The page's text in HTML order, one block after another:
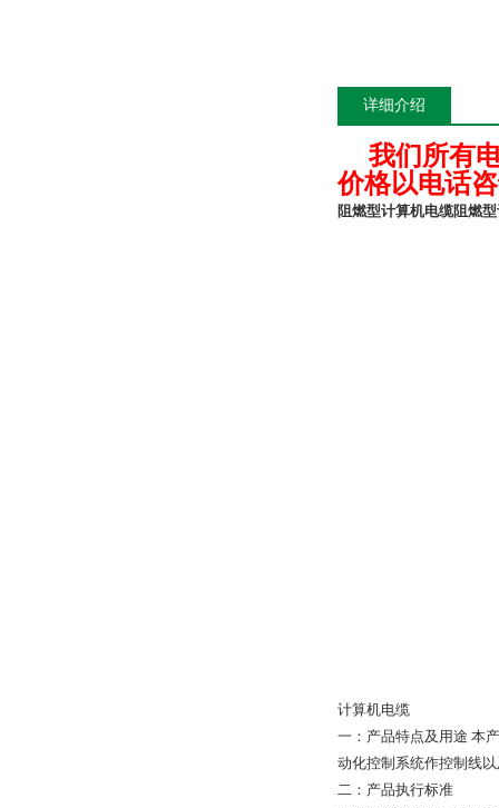
详细介绍
我们所有
价格以电话
阻燃型计算机电缆阻燃
计算机电缆
一：产品特点及用途 本
动化控制系统作控制线
二：产品执行标准